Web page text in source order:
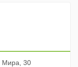
Мира, 30